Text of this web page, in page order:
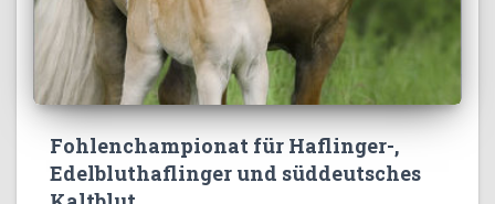
Fohlenchampionat für Haflinger-,
Edelbluthaflinger und süddeutsches